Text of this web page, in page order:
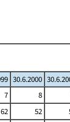
30.6.2000
7 8
62 52